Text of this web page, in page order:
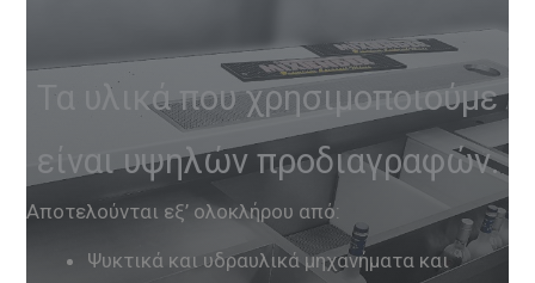
Τα υλικά που χρησιμοποιούμε
είναι υψηλών προδιαγραφών.
Αποτελούνται εξ’ ολοκλήρου από:
Ψυκτικά και υδραυλικά μηχανήματα και